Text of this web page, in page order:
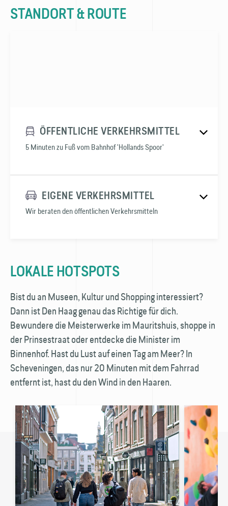
STANDORT & ROUTE
ÖFFENTLICHE VERKEHRSMITTEL
5 Minuten zu Fuß vom Bahnhof 'Hollands Spoor'
EIGENE VERKEHRSMITTEL
Wir beraten den öffentlichen Verkehrsmitteln
LOKALE HOTSPOTS
Bist du an Museen, Kultur und Shopping interessiert?
Dann ist Den Haag genau das Richtige für dich.
Bewundere die Meisterwerke im Mauritshuis, shoppe in
der Prinsestraat oder entdecke die Minister im
Binnenhof. Hast du Lust auf einen Tag am Meer? In
Scheveningen, das nur 20 Minuten mit dem Fahrrad
entfernt ist, hast du den Wind in den Haaren.